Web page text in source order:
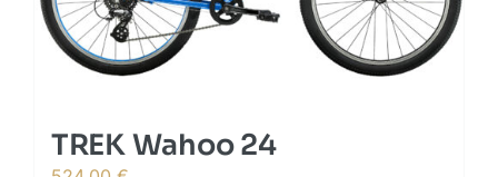
TREK Wahoo 24